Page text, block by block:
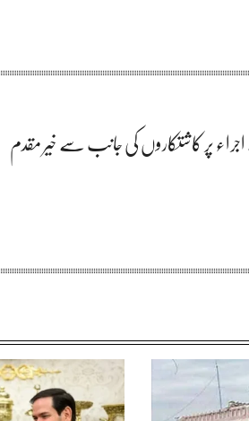
پر کاشتکاروں کی جانب سے خیر مقدم